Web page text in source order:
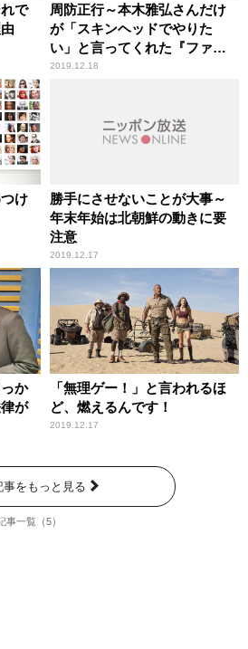
で
周防正行～本木雅弘さんだけ
が「スキンヘッドでやりた
い」と言ってくれた『ファン
シイダンス』
2019.12.18
け
勝手にさせないことが大事～
年末年始は北朝鮮の動きに要
注意
2019.12.17
か
が
「無理ゲー！」と言われるほ
ど、燃えるんです！
2019.12.17
事をもっと見る
事一覧（5）